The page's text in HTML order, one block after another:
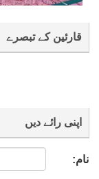
قارئین کے تبصرے
اپنی رائے دیں
نام: